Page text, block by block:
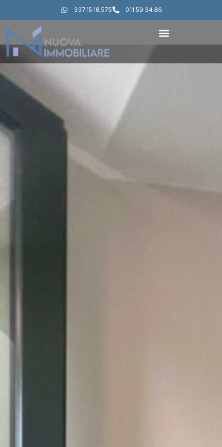
337.15.18.575 011.59.34.86